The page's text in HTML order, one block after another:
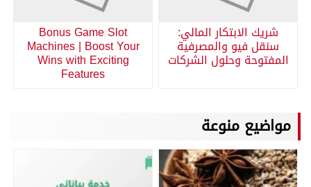
شريك الابتكار المالي:
سنقل فيو والمصرفية
المفتوحة وحلول الشركات
Bonus Game Slot
Machines | Boost Your
Wins with Exciting
Features
مواضيع منوعة